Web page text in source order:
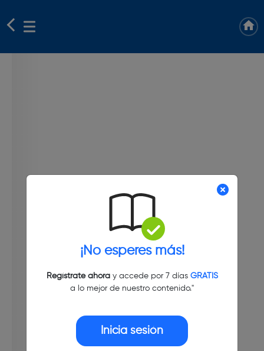
¡No esperes más!
Regístrate ahoray accede por 7 días GRATIS
a lo mejor de nuestro contenido."
Inicia sesión